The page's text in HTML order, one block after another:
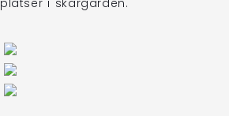
platser i skärgården.